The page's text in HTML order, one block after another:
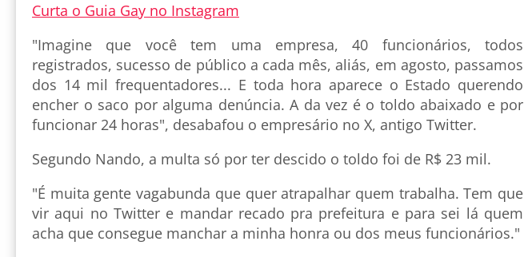
Curta o Guia Gay no Instagram
"Imagine que você tem uma empresa, 40 funcionários, todos
registrados, sucesso de público a cada mês, aliás, em agosto, passamos
dos 14 mil frequentadores... E toda hora aparece o Estado querendo
encher o saco por alguma denúncia. A da vez é o toldo abaixado e por
funcionar 24 horas", desabafou o empresário no X, antigo Twitter.
Segundo Nando, a multa só por ter descido o toldo foi de R$ 23 mil.
"É muita gente vagabunda que quer atrapalhar quem trabalha. Tem que
vir aqui no Twitter e mandar recado pra prefeitura e para sei lá quem
acha que consegue manchar a minha honra ou dos meus funcionários."